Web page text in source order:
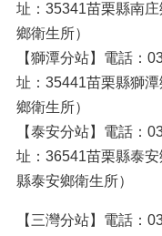
址：35341苗栗縣南
鄉衛生所）
【獅潭分站】電話：
址：35441苗栗縣獅
鄉衛生所）
【泰安分站】電話：
址：36541苗栗縣泰
縣泰安鄉衛生所）
【三灣分站】電話：